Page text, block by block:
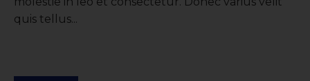
quis tellus...